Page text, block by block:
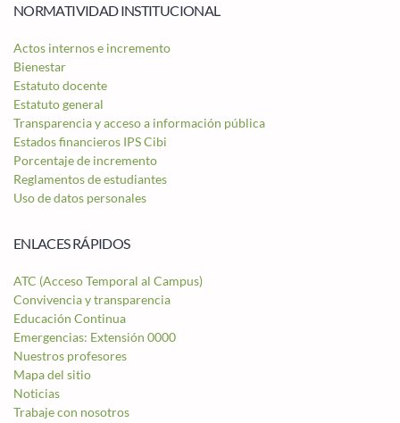
NORMATIVIDAD INSTITUCIONAL
Actos internos e incremento
Bienestar
Estatuto docente
Estatuto general
Transparencia y acceso a información pública
Estados financieros IPS Cibi
Porcentaje de incremento
Reglamentos de estudiantes
Uso de datos personales
ENLACES RÁPIDOS
ATC (Acceso Temporal al Campus)
Convivencia y transparencia
Educación Continua
Emergencias: Extensión 0000
Nuestros profesores
Mapa del sitio
Noticias
Trabaje con nosotros